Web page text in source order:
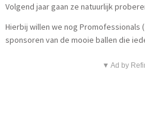
Volgend jaar gaan ze natuurlijk
Hierbij willen we nog Promofessionals
sponsoren van de mooie ballen die
▼ Ad by